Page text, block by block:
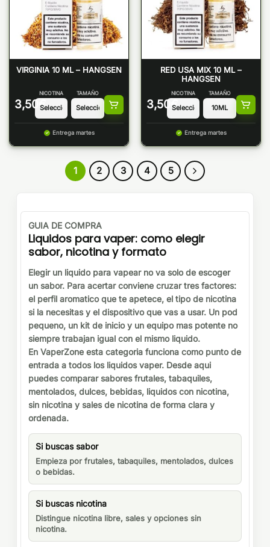
VIRGINIA 10 ML – HANGSEN
3,50 €
NICOTINA TAMAÑO
Entrega martes
RED USA MIX 10 ML –
HANGSEN
3,50 €
NICOTINA TAMAÑO
Entrega martes
1 2 3 4 5
GUIA DE COMPRA
Liquidos para vaper: como elegir
sabor, nicotina y formato
Elegir un liquido para vapear no va solo de escoger
un sabor. Para acertar conviene cruzar tres factores:
el perfil aromatico que te apetece, el tipo de nicotina
si la necesitas y el dispositivo que vas a usar. Un pod
pequeno, un kit de inicio y un equipo mas potente no
siempre trabajan igual con el mismo liquido.
En VaperZone esta categoria funciona como punto de
entrada a todos los liquidos vaper. Desde aqui
puedes comparar sabores frutales, tabaquiles,
mentolados, dulces, bebidas, liquidos con nicotina,
sin nicotina y sales de nicotina de forma clara y
ordenada.
Si buscas sabor
Empieza por frutales, tabaquiles, mentolados, dulces
o bebidas.
Si buscas nicotina
Distingue nicotina libre, sales y opciones sin
nicotina.